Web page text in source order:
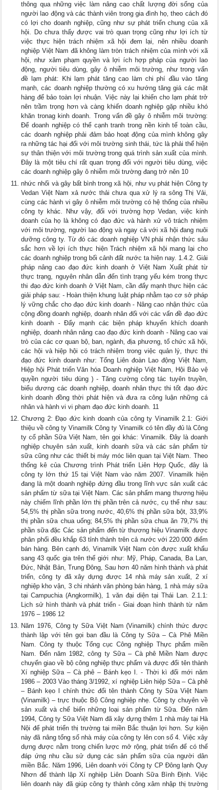
thông qua những việc làm nâng cao chất lượng đời sống của
người lao động và các thành viên trong gia đình họ, theo cách đó
có lợi cho doanh nghiệp, cũng như sự phát triển chung của xã
hội. Do chưa thấy được vai trò quan trọng cũng như lợi ích từ
việc thực hiện trách nhiệm xã hội đem lại, nên nhiều doanh
nghiệp Việt Nam đã không làm tròn trách nhiệm của mình với xã
hội, như xâm phạm quyền và lợi ích hợp pháp của người lao
động, người tiêu dùng, gây ô nhiễm môi trường, như trong vấn
đề lạm phát: Khi lạm phát tăng cao làm chi phí đầu vào tăng
mạnh, các doanh nghiệp thường có xu hướng tăng giá các mặt
hàng để bảo toàn lợi nhuận. Việc này lại khiến cho lạm phát trở
nên trầm trọng hơn và càng khiến doanh nghiệp gặp nhiều khó
khăn tronag kinh doanh. Trong vấn đề gây ô nhiễm môi trường:
Để doanh nghiệp có thể cạnh tranh trong nền kinh tế toàn cầu,
các doanh nghiệp phải đảm bảo hoạt động của mình không gây
ra những tác hại đối với môi trường sinh thái, tức là phải thể hiện
sự thân thiện với môi trường trong quá trình sản xuất của mình.
Đây là một tiêu chí rất quan trọng đối với người tiêu dùng, việc
các doanh nghiệp gây ô nhiễm môi trường đang trở nên 10
nhức nhối và gây bất bình trong xã hội, như vụ phát hiện Công ty
Vedan Việt Nam xả nước thải chưa qua xử lý ra sông Thị Vải,
cùng các hành vi gây ô nhiễm môi trường có hệ thống của nhiều
công ty khác. Như vậy, đối với trường hợp Vedan, việc kinh
doanh của họ là không có đạo đức và hành xử vô trách nhiệm
với môi trường, người lao động và ngay cả với xã hội đang nuôi
dưỡng công ty. Từ đó các doanh nghiệp VN phải nhận thức sâu
sắc hơn về lợi ích thực hiện Trách nhiệm xã hội mang lại cho
các doanh nghiệp trong bối cảnh đất nước ta hiện nay. 1.4.2. Giải
pháp nâng cao đạo đức kinh doanh ở Việt Nam Xuất phát từ
thực trạng, nguyên nhân dẫn đến tình trạng yếu kém trong thực
thi đạo đức kinh doanh ở Việt Nam, cần đẩy mạnh thực hiện các
giải pháp sau: - Hoàn thiện khung luật pháp nhằm tạo cơ sở pháp
lý vững chắc cho đạo đức kinh doanh - Nâng cao nhận thức của
cộng đồng doanh nghiệp, doanh nhân đối với các vấn đề đạo đức
kinh doanh - Đẩy mạnh các biện pháp khuyến khích doanh
nghiệp, doanh nhân nâng cao đạo đức kinh doanh - Nâng cao vai
trò của các cơ quan bộ, ban, ngành, địa phương, tổ chức xã hội,
các hội và hiệp hội có trách nhiệm trong việc quản lý, thực thi
đạo đức kinh doanh như: Tổng Liên đoàn Lao động Việt Nam,
Hiệp hội Phát triển Văn hóa Doanh nghiệp Việt Nam, Hội Bảo vệ
quyền người tiêu dùng ) - Tăng cường công tác tuyên truyền,
biểu dương các doanh nghiệp, doanh nhân thực thi tốt đạo đức
kinh doanh đồng thời phát hiện và đưa ra công luận những cá
nhân và hành vi vi phạm đạo đức kinh doanh. 11
Chương 2: Đạo đức kinh doanh của công ty Vinamilk 2.1: Giới
thiệu về công ty Vinamilk Công ty Vinamilk có tên đầy đủ là Công
ty cổ phần Sữa Việt Nam, tên gọi khác: Vinamilk. Đây là doanh
nghiệp chuyên sản xuất, kinh doanh sữa và các sản phẩm từ
sữa cũng như các thiết bị máy móc liên quan tại Việt Nam. Theo
thống kê của Chương trình Phát triển Liên Hợp Quốc, đây là
công ty lớn thứ 15 tại Việt Nam vào năm 2007. Vinamilk hiện
đang là một doanh nghiệp đứng đầu trong lĩnh vực sản xuất các
sản phẩm từ sữa tại Việt Nam. Các sản phẩm mang thương hiệu
này chiếm lĩnh phần lớn thị phần trên cả nước, cụ thể như sau:
54,5% thị phần sữa trong nước, 40,6% thị phần sữa bột, 33,9%
thị phần sữa chua uống; 84,5% thị phần sữa chua ăn 79,7% thị
phần sữa đặc Các sản phẩm đến từ thương hiệu Vinamilk được
phân phối đều khắp 63 tỉnh thành trên cả nước với 220.000 điểm
bán hàng. Bên cạnh đó, Vinamilk Việt Nam còn được xuất khẩu
sang 43 quốc gia trên thế giới như: Mỹ, Pháp, Canada, Ba Lan,
Đức, Nhật Bản, Trung Đông, Sau hơn 40 năm hình thành và phát
triển, công ty đã xây dựng được 14 nhà máy sản xuất, 2 xí
nghiệp kho vận, 3 chi nhánh văn phòng bán hàng, 1 nhà máy sữa
tại Campuchia (Angkormilk), 1 văn đại diện tại Thái Lan. 2.1.1:
Lịch sử hình thành và phát triển - Giai đoạn hình thành từ năm
1976 – 1986 12
Năm 1976, Công ty Sữa Việt Nam (Vinamilk) chính thức được
thành lập với tên gọi ban đầu là Công ty Sữa – Cà Phê Miền
Nam. Công ty thuộc Tổng cục Công nghiệp Thực phẩm miền
Nam. Đến năm 1982, công ty Sữa – Cà phê Miền Nam được
chuyển giao về bộ công nghiệp thực phẩm và được đổi tên thành
Xí nghiệp Sữa – Cà phê – Bánh kẹo I. - Thời kì đổi mới năm
1986 – 2003 Vào tháng 3/1992, xí nghiệp Liên hiệp Sữa – Cà phê
– Bánh kẹo I chính thức đổi tên thành Công ty Sữa Việt Nam
(Vinamilk) – trực thuộc Bộ Công nghiệp nhẹ. Công ty chuyên về
sản xuất và chế biến những loại sản phẩm từ Sữa. Đến năm
1994, Công ty Sữa Việt Nam đã xây dựng thêm 1 nhà máy tại Hà
Nội để phát triển thị trường tại miền Bắc thuận lợi hơn. Sự kiện
này đã nâng tổng số nhà máy của công ty lên con số 4. Việc xây
dựng được nằm trong chiến lược mở rộng, phát triển để có thể
đáp ứng nhu cầu sử dụng các sản phẩm sữa của người dân
miền Bắc. Năm 1996, Liên doanh với Công ty CP Đông lạnh Quy
Nhơn để thành lập Xí nghiệp Liên Doanh Sữa Bình Định. Việc
liên doanh này đã giúp công ty thành công xâm nhập thị trường